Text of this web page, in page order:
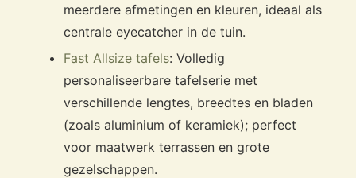
meerdere afmetingen en kleuren, ideaal als
centrale eyecatcher in de tuin.
Fast Allsize tafels: Volledig
personaliseerbare tafelserie met
verschillende lengtes, breedtes en bladen
(zoals aluminium of keramiek); perfect
voor maatwerk terrassen en grote
gezelschappen.